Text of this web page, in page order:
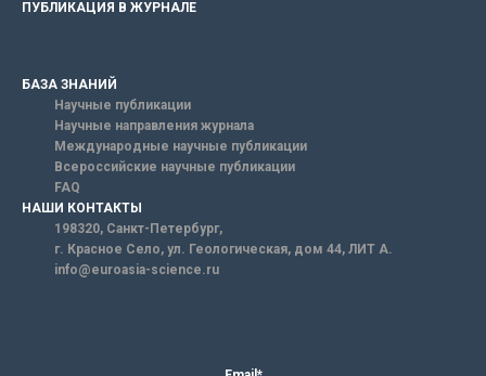
ПУБЛИКАЦИЯ В ЖУРНАЛЕ
БАЗА ЗНАНИЙ
Научные публикации
Научные направления журнала
Международные научные публикации
Всероссийские научные публикации
FAQ
НАШИ КОНТАКТЫ
198320, Санкт-Петербург,
г. Красное Село, ул. Геологическая, дом 44, ЛИТ А.
info@euroasia-science.ru